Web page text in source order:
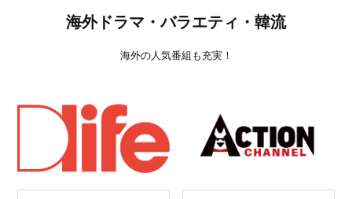
海外ドラマ・バラエティ・韓流
海外の人気番組も充実！